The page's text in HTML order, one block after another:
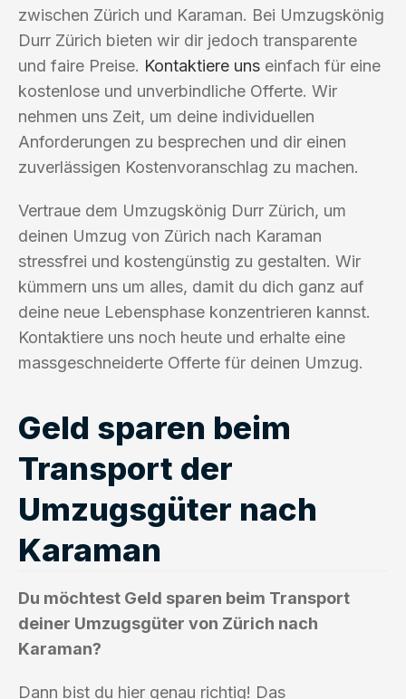
zwischen Zürich und Karaman. Bei Umzugskönig
Durr Zürich bieten wir dir jedoch transparente
und faire Preise. Kontaktiere uns einfach für eine
kostenlose und unverbindliche Offerte. Wir
nehmen uns Zeit, um deine individuellen
Anforderungen zu besprechen und dir einen
zuverlässigen Kostenvoranschlag zu machen.
Vertraue dem Umzugskönig Durr Zürich, um
deinen Umzug von Zürich nach Karaman
stressfrei und kostengünstig zu gestalten. Wir
kümmern uns um alles, damit du dich ganz auf
deine neue Lebensphase konzentrieren kannst.
Kontaktiere uns noch heute und erhalte eine
massgeschneiderte Offerte für deinen Umzug.
Geld sparen beim
Transport der
Umzugsgüter nach
Karaman
Du möchtest Geld sparen beim Transport
deiner Umzugsgüter von Zürich nach
Karaman?
Dann bist du hier genau richtig! Das